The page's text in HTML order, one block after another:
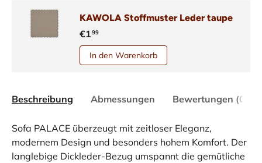
KAWOLA Stoffmuster Leder taupe
€199
In den Warenkorb
Beschreibung Abmessungen Bewertungen (0)
Sofa PALACE überzeugt mit zeitloser Eleganz,
modernem Design und besonders hohem Komfort. Der
langlebige Dickleder-Bezug umspannt die gemütliche